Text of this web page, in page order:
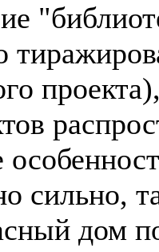
сильно,
дом